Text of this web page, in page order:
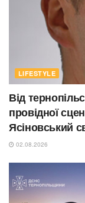
LIFESTYLE
Від
провідної
Ясіновський
02.08.2026